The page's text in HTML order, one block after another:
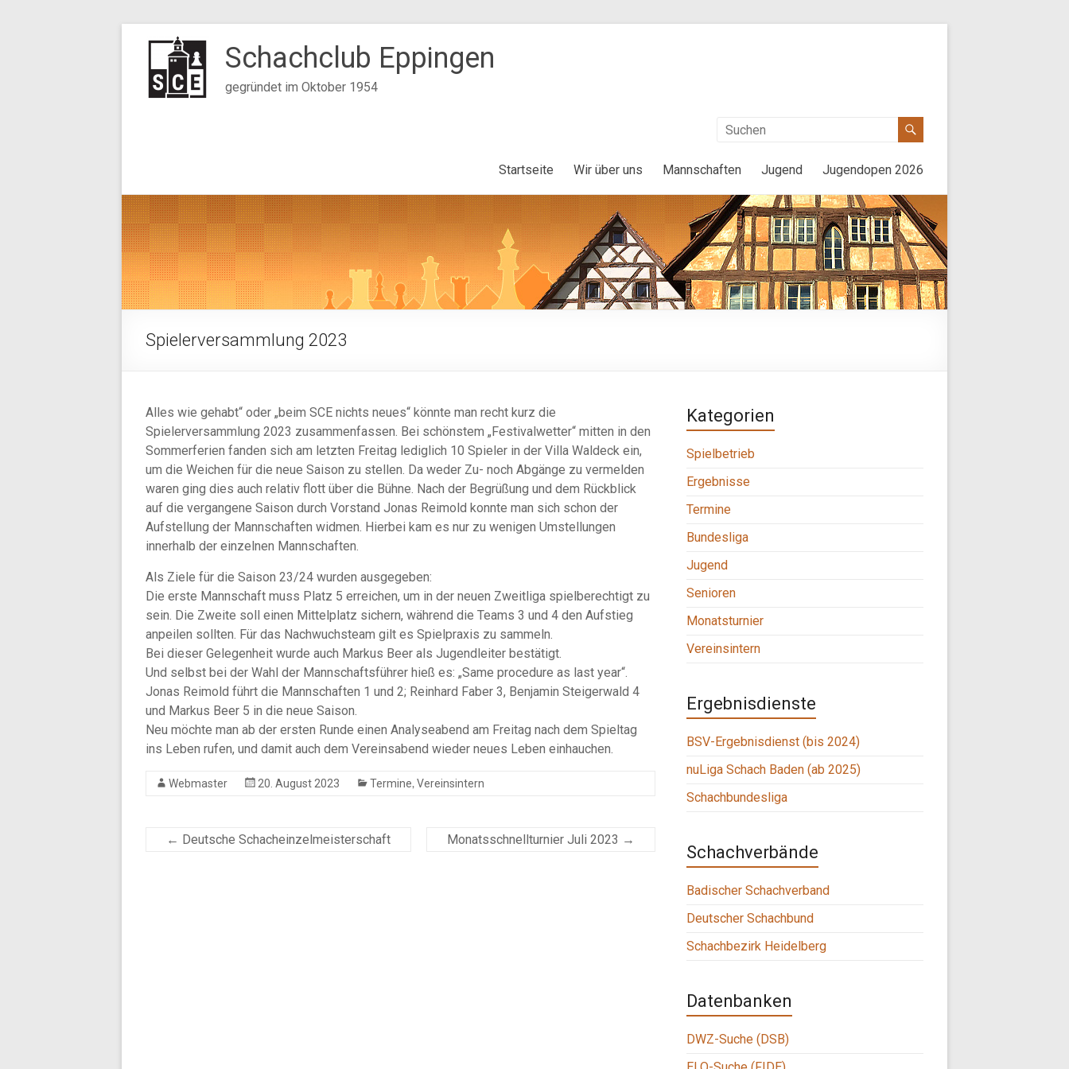
Inhalt
springen
Schachclub Eppingen
gegründet im Oktober 1954
Startseite Wir über uns Mannschaften Jugend Jugendopen 2026
Spielerversammlung 2023
Alles wie gehabt“ oder „beim SCE nichts neues“ könnte man recht kurz die
Spielerversammlung 2023 zusammenfassen. Bei schönstem „Festivalwetter“ mitten in den
Sommerferien fanden sich am letzten Freitag lediglich 10 Spieler in der Villa Waldeck ein,
um die Weichen für die neue Saison zu stellen. Da weder Zu- noch Abgänge zu vermelden
waren ging dies auch relativ flott über die Bühne. Nach der Begrüßung und dem Rückblick
auf die vergangene Saison durch Vorstand Jonas Reimold konnte man sich schon der
Aufstellung der Mannschaften widmen. Hierbei kam es nur zu wenigen Umstellungen
innerhalb der einzelnen Mannschaften.
Als Ziele für die Saison 23/24 wurden ausgegeben:
Die erste Mannschaft muss Platz 5 erreichen, um in der neuen Zweitliga spielberechtigt zu
sein. Die Zweite soll einen Mittelplatz sichern, während die Teams 3 und 4 den Aufstieg
anpeilen sollten. Für das Nachwuchsteam gilt es Spielpraxis zu sammeln.
Bei dieser Gelegenheit wurde auch Markus Beer als Jugendleiter bestätigt.
Und selbst bei der Wahl der Mannschaftsführer hieß es: „Same procedure as last year“.
Jonas Reimold führt die Mannschaften 1 und 2; Reinhard Faber 3, Benjamin Steigerwald 4
und Markus Beer 5 in die neue Saison.
Neu möchte man ab der ersten Runde einen Analyseabend am Freitag nach dem Spieltag
ins Leben rufen, und damit auch dem Vereinsabend wieder neues Leben einhauchen.
Webmaster 20. August 2023 Termine, Vereinsintern
← Deutsche Schacheinzelmeisterschaft Monatsschnellturnier Juli 2023 →
Kategorien
Spielbetrieb
Ergebnisse
Termine
Bundesliga
Jugend
Senioren
Monatsturnier
Vereinsintern
Ergebnisdienste
BSV-Ergebnisdienst (bis 2024)
nuLiga Schach Baden (ab 2025)
Schachbundesliga
Schachverbände
Badischer Schachverband
Deutscher Schachbund
Schachbezirk Heidelberg
Datenbanken
DWZ-Suche (DSB)